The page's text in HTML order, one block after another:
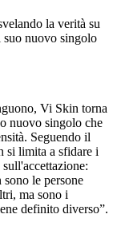
la verità su
suo nuovo singolo
Vi Skin torna
nuovo singolo che
Seguendo il
si limita a sfidare i
le persone
ma sono i
definito diverso”.